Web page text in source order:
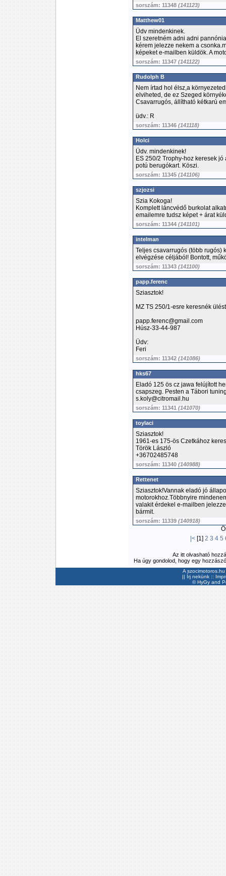
sorszám: 11348 (141123)
Matthew01
Üdv mindenkinek.
El szeretném adni adni
kérem jelezze nekem a
képeket e-mailben küldök. A
sorszám: 11347 (141122)
Rudolph B
Nem írtad hol élsz,a
elviheted, de ez Szeged
Csavarrugós, állítható kétkarú
üdv.: R
sorszám: 11346 (141118)
Holci
Üdv. mindenkinek!
ES 250/2 Trophy-hoz keresek jó
potú berugókart. Köszi.
sorszám: 11345 (141106)
szjozsi
Szia Kokoga!
Komplett láncvédő burkolat
emailemre tudsz képet + árat
sorszám: 11344 (141101)
intelman
Teljes csavarrugós (több rugós)
elvégzése céljából! Bontott,
sorszám: 11343 (141100)
papp.ferenc
Sziasztok!
MZ TS 250/1-esre keresnék
papp.ferenc@gmail.com
Húsz-33-44-987
Üdv:
Feri
sorszám: 11342 (141086)
hks67
Eladó 125 ös cz jawa felújított
csapszeg. Pesten a Tábori
s.koly@citromail.hu
sorszám: 11341 (141070)
toylaci
Sziasztok!
1961-es 175-ös Czetkához
Török László
+36702485748
sorszám: 11340 (140988)
Rettenet
Sziasztok!Vannak eladó jó
motorokhoz.Többnyire
valakit érdekel e-mailben
bármit.
sorszám: 11339 (140918)
|<[1] 2 3 4 5
Az itt olvasható
Ha úgy gondolod, hogy egy
A
|| Írj nekünk ::
©HyGyand